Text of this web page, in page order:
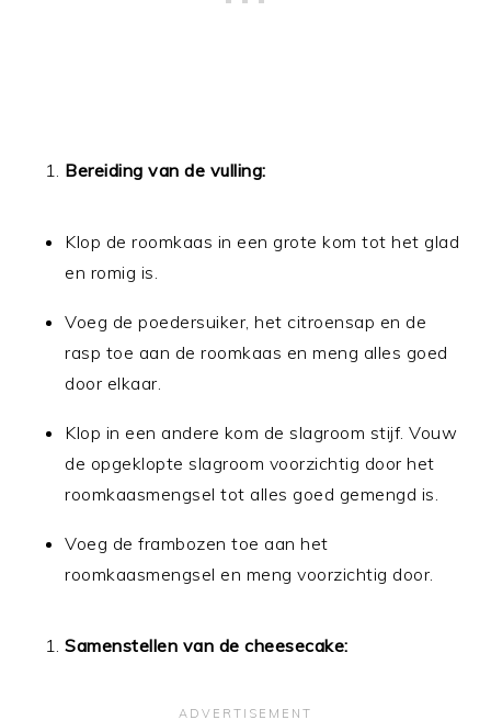
Bereiding van de vulling:
Klop de roomkaas in een grote kom tot het glad
en romig is.
Voeg de poedersuiker, het citroensap en de
rasp toe aan de roomkaas en meng alles goed
door elkaar.
Klop in een andere kom de slagroom stijf. Vouw
de opgeklopte slagroom voorzichtig door het
roomkaasmengsel tot alles goed gemengd is.
Voeg de frambozen toe aan het
roomkaasmengsel en meng voorzichtig door.
Samenstellen van de cheesecake: